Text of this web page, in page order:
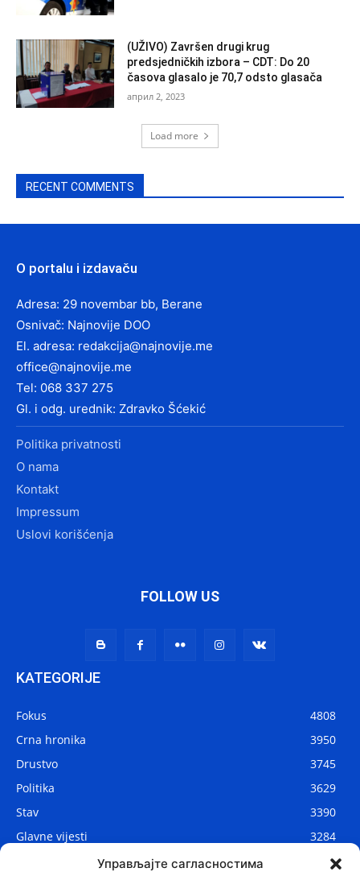
Управљајте сагласностима
(UŽIVO) Završen drugi krug
predsjedničkih izbora – CDT: Do 20
časova glasalo je 70,7 odsto glasača
април 2, 2023
Load more
RECENT COMMENTS
O portalu i izdavaču
Adresa: 29 novembar bb, Berane
Osnivač: Najnovije DOO
El. adresa: redakcija@najnovije.me
office@najnovije.me
Tel: 068 337 275
Gl. i odg. urednik: Zdravko Šćekić
Politika privatnosti
O nama
Kontakt
Impressum
Uslovi korišćenja
FOLLOW US
KATEGORIJE
Fokus
4808
Crna hronika
3950
Drustvo
3745
Politika
3629
Stav
3390
Glavne vijesti
3284
2906